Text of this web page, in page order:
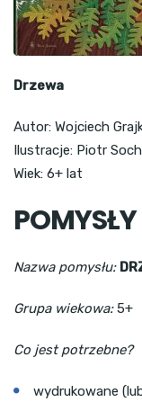
Drzewa
Autor: Wojciech
Ilustracje: Piotr
Wiek: 6+ lat
POMYSŁY
Nazwa pomysłu:
Grupa wiekowa:5+
Co jest potrzebne?
wydrukowane